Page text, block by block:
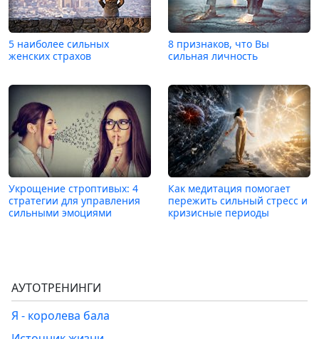
5 наиболее сильных
женских страхов
8 признаков, что Вы
сильная личность
Укрощение строптивых: 4
стратегии для управления
сильными эмоциями
Как медитация помогает
пережить сильный стресс и
кризисные периоды
АУТОТРЕНИНГИ
Я - королева бала